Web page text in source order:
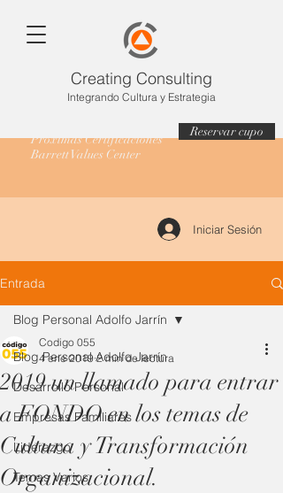
Creating Consulting
Integrando Cultura y Estrategia
Próximas Certificaciones
Barrett Values Center
Reservar cupo
Iniciar Sesión
Entrada
Blog Personal Adolfo Jarrín
Desarrollo Personal
Empresas Familiares
Liderazgo
Temas Varios
Blog Personal Adolfo Jarrín
2019 un llamado para entrar
a FONDO en los temas de
Cultura y Transformación
Organizacional.
Codigo 055
4 ene 2019 2 min de lectura